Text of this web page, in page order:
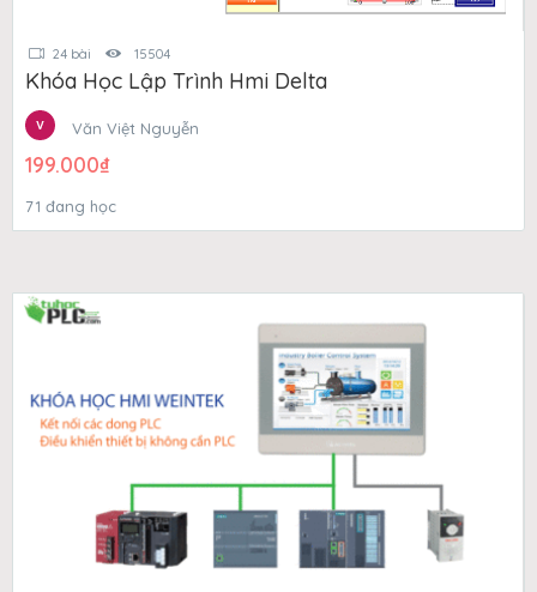
24 bài 15504
Khóa Học Lập Trình Hmi Delta
Văn Việt Nguyễn
199.000₫
71 đang học